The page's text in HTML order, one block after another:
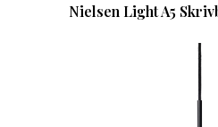
Nielsen Light A5